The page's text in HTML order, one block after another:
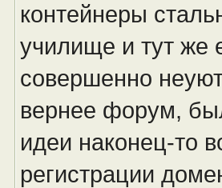
контейнеры
училище и тут же
совершенно
вернее форум,
идеи наконец-то
регистрации